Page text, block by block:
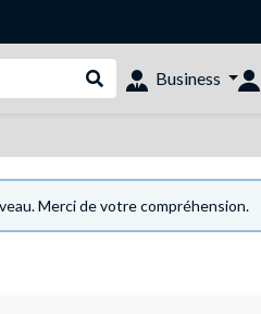
Rechercher dans le shop
Business
Merci de votre compréhension.